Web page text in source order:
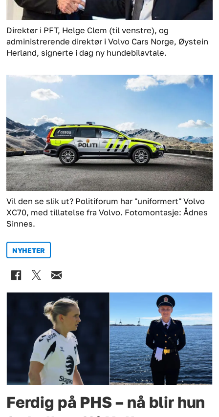
Direktør i PFT, Helge Clem (til venstre), og
administrerende direktør i Volvo Cars Norge, Øystein
Herland, signerte i dag ny hundebilavtale.
Vil den se slik ut? Politiforum har "uniformert" Volvo
XC70, med tillatelse fra Volvo. Fotomontasje: Ådnes
Sinnes.
NYHETER
Ferdig på PHS – nå blir hun